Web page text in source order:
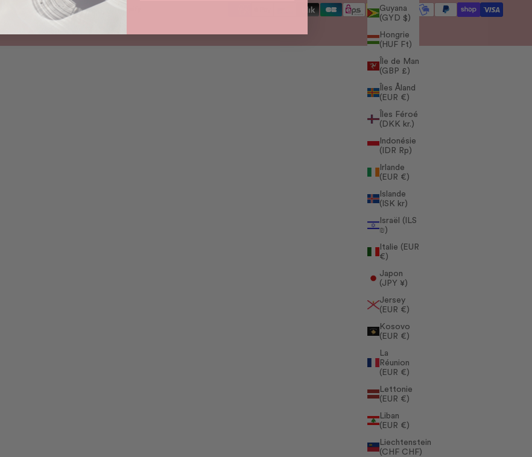
Guyana
(GYD $)
Hongrie
(HUF Ft)
Île de Man
(GBP £)
Îles Åland
(EUR €)
Îles Féroé
(DKK kr.)
Indonésie
(IDR Rp)
Irlande
(EUR €)
Islande
(ISK kr)
Israël (ILS
₪)
Italie (EUR
€)
Japon
(JPY ¥)
Jersey
(EUR €)
Kosovo
(EUR €)
La
Réunion
(EUR €)
Lettonie
(EUR €)
Liban
(EUR €)
Liechtenstein
(CHF CHF)
Commerce électronique propulsé par Shopify